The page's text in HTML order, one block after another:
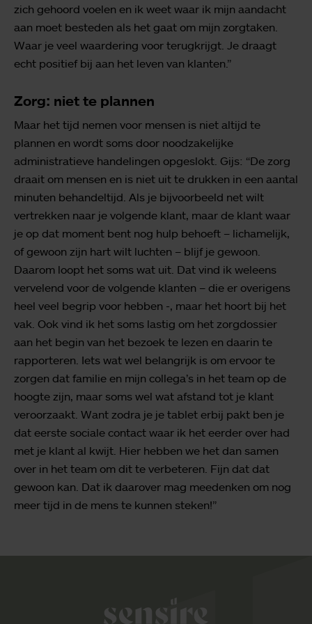
zich gehoord voelen en ik weet waar ik mijn aandacht
aan moet besteden als het gaat om mijn zorgtaken.
Waar je veel waardering voor terugkrijgt. Je draagt
echt positief bij aan het leven van klanten.”
Zorg: niet te plannen
Maar het tijd nemen voor mensen is niet altijd te
plannen en wordt soms door noodzakelijke
administratieve handelingen opgeslokt. Gijs: “De zorg
draait om mensen en is niet uit te drukken in een aantal
minuten behandeltijd. Als je bijvoorbeeld net wilt
vertrekken naar je volgende klant, maar de klant waar
je op dat moment bent nog hulp behoeft – lichamelijk,
of gewoon zijn hart wilt luchten – blijf je gewoon.
Daarom loopt het soms wat uit. Dat vind ik weleens
vervelend voor de volgende klanten – die er overigens
heel veel begrip voor hebben -, maar het hoort bij het
vak. Ook vind ik het soms lastig om het zorgdossier
aan het begin van het bezoek te lezen en daarin te
rapporteren. Iets wat wel belangrijk is om ervoor te
zorgen dat familie en mijn collega’s in het team op de
hoogte zijn, maar soms wel wat afstand tot je klant
veroorzaakt. Want zodra je je tablet erbij pakt ben je
dat eerste sociale contact waar ik het eerder over had
met je klant al kwijt. Hier hebben we het dan samen
over in het team om dit te verbeteren. Fijn dat dat
gewoon kan. Dat ik daarover mag meedenken om nog
meer tijd in de mens te kunnen steken!”